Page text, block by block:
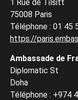
1 Rue de Tilsitt
75008 Paris
Téléphone : 01 45
https://
Ambassade de
Diplomatic St
Doha
Téléphone : +974